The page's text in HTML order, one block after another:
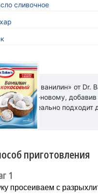
сливочное
«Кокосовый ванилин» от
по-новому,
идеально подходит
приготовления
1
прoceиваем с